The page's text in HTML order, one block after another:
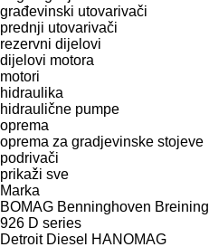
građevinski utovarivači
prednji utovarivači
rezervni dijelovi
dijelovi motora
motori
hidraulika
hidraulične pumpe
oprema
oprema za gradjevinske stojeve
podrivači
prikaži sve
Marka
BOMAG Benninghoven Breining
926 D series
Detroit Diesel HANOMAG